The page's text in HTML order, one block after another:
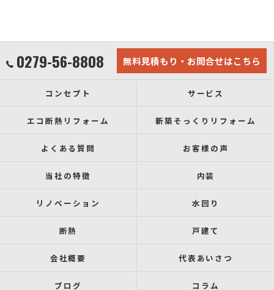
0279-56-8808 無料見積もり・お問合せはこちら
コンセプト サービス
エコ断熱リフォーム 新築そっくりリフォーム
よくある質問 お客様の声
当社の特徴 内装
リノベーション 水回り
断熱 戸建て
会社概要 代表あいさつ
ブログ コラム